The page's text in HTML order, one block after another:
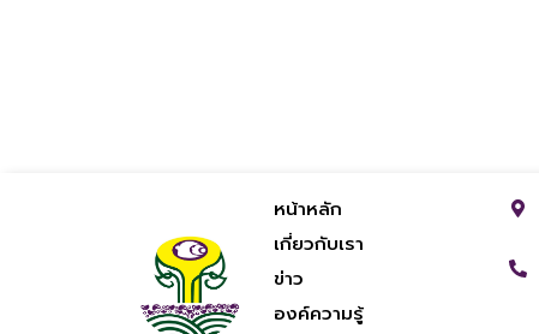
หน้าหลัก
เกี่ยวกับเรา
ข่าว
องค์ความรู้